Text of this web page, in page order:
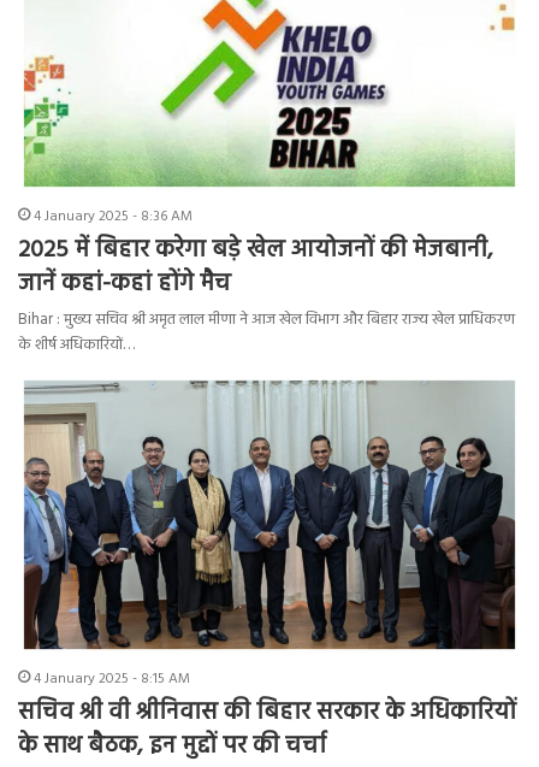
4 January 2025 - 8:36 AM
2025 में बिहार करेगा बड़े खेल आयोजनों की मेजबानी,
जानें कहां-कहां होंगे मैच
Bihar : मुख्य सचिव श्री अमृत लाल मीणा ने आज खेल विभाग और बिहार राज्य खेल प्राधिकरण
के शीर्ष अधिकारियों…
4 January 2025 - 8:15 AM
सचिव श्री वी श्रीनिवास की बिहार सरकार के अधिकारियों
के साथ बैठक, इन मुद्दों पर की चर्चा